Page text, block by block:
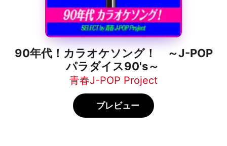
90年代！カラオケソング！ ～J-POP
パラダイス90's～
青春J-POP Project
プレビュー